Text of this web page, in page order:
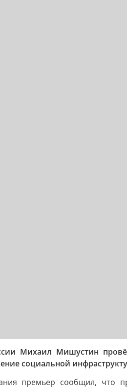
Михаил Мишустин
социальной
премьер сообщил, что